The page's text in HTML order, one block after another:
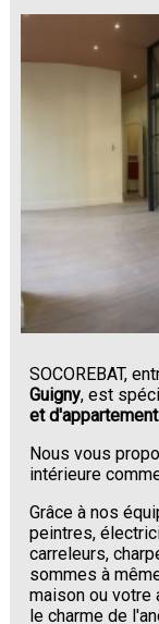
SOCOREBAT,
Guigny, est
et
Nous vous
intérieure
Grâce à nos
peintres,
carreleurs,
sommes à
maison ou votre
le charme de